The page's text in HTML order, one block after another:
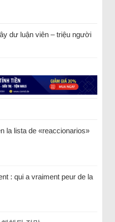
dư luận viên – triệu người
la lista de «reaccionarios»
: qui a vraiment peur de la